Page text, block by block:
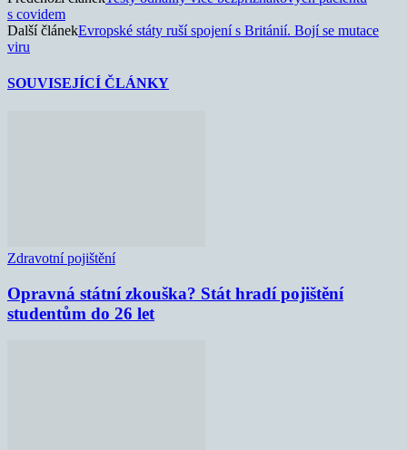
s covidem
Další článekEvropské státy ruší spojení s Británií. Bojí se mutace
viru
SOUVISEJÍCÍ ČLÁNKY
Zdravotní pojištění
Opravná státní zkouška? Stát hradí pojištění
studentům do 26 let